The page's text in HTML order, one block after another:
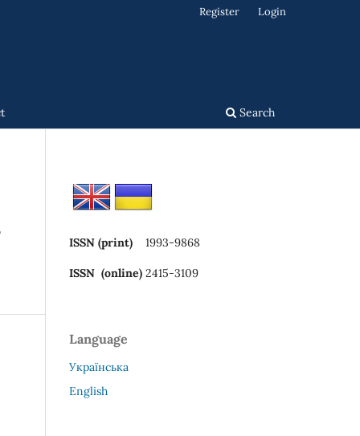
Search
Register Login
ISSN (print) 1993-9868
ISSN (online) 2415-3109
Language
Українська
English